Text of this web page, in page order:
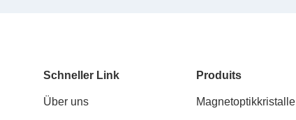
Schneller Link
Über uns
Produits
Magnetoptikkristalle